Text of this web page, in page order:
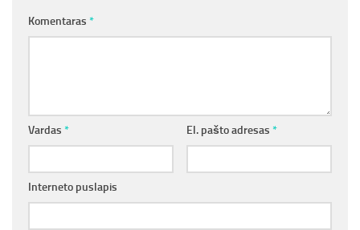
Komentaras *
Vardas * El. pašto adresas *
Interneto puslapis